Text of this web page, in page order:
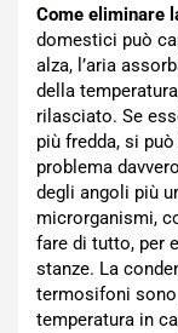
Come eliminare
domestici può
alza, l’aria
della
rilasciato. Se
più fredda, si
problema
degli angoli più
microrganismi,
fare di tutto, per
stanze. La
termosifoni
temperatura in